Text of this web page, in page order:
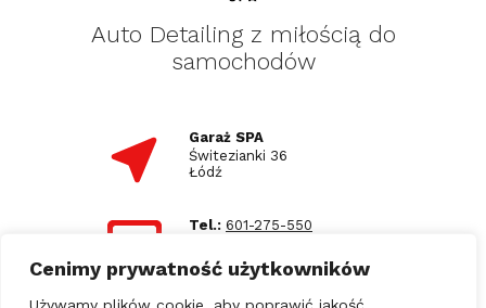
Cenimy prywatność użytkowników
Auto Detailing z miłością do
samochodów
Garaż SPA
Świtezianki 36
Łódź
Tel.: 601-275-550
E-mail: biuro@garazspa.pl